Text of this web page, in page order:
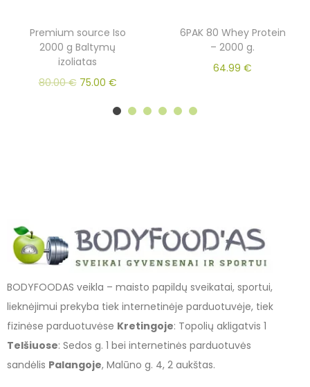
Premium source Iso
2000 g Baltymų
izoliatas
80.00€ 75.00 €
6PAK 80 Whey Protein
– 2000 g.
64.99 €
BODYFOODAS veikla – maisto papildų sveikatai, sportui,
lieknėjimui prekyba tiek internetinėje parduotuvėje, tiek
fizinėse parduotuvėse Kretingoje: Topolių akligatvis 1
Telšiuose: Sedos g. 1 bei internetinės parduotuvės
sandėlis Palangoje, Malūno g. 4, 2 aukštas.